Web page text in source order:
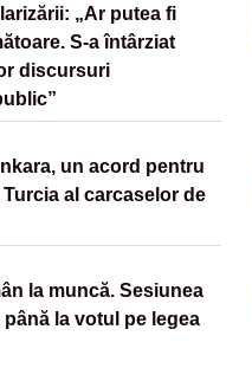
„Ar putea fi
S-a întârziat
discursuri
un acord pentru
al carcaselor de
la muncă. Sesiunea
la votul pe legea